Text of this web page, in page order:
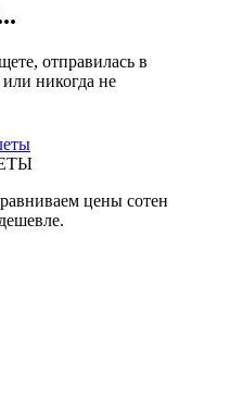
отправилась в
никогда не
цены сотен